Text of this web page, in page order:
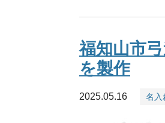
福知山市
を製作
2025.05.16 名入